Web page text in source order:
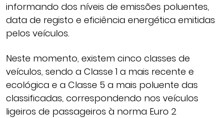
informando dos níveis de emissões poluentes,
data de registo e eficiência energética emitidas
pelos veículos.
Neste momento, existem cinco classes de
veículos, sendo a Classe 1 a mais recente e
ecológica e a Classe 5 a mais poluente das
classificadas, correspondendo nos veículos
ligeiros de passageiros à norma Euro 2